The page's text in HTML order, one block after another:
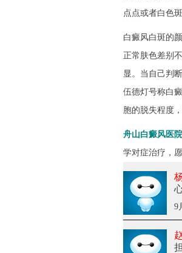
点点或者白色
白癜风白斑的
正常肤色差别
显。当自己判
伍德灯号称白
胞的脱失程度
舟山白癜风医院
学对症治疗，
9